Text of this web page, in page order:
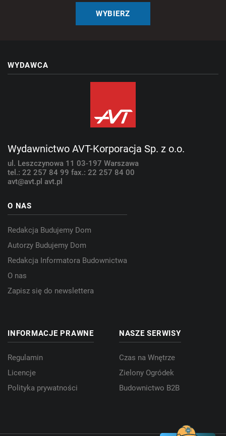
WYBIERZ
WYDAWCA
Wydawnictwo AVT-Korporacja Sp. z o.o.
ul. Leszczynowa 11 03-197 Warszawa
tel.: 22 257 84 99 fax.: 22 257 84 00
avt@avt.pl avt.pl
O NAS
Redakcja Budujemy Dom
Autorzy Budujemy Dom
Redakcja Informatora Budownictwa
O nas
Zapisz się do newslettera
INFORMACJE PRAWNE
Regulamin
Licencje
Polityka prywatności
NASZE SERWISY
Czas na Wnętrze
Zielony Ogródek
Budownictwo B2B